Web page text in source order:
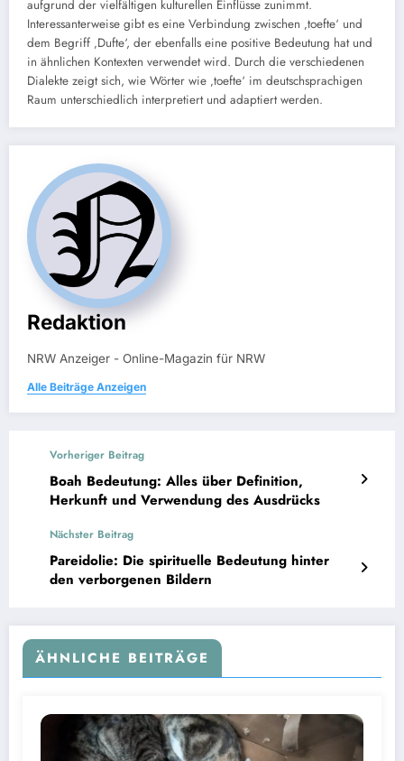
aufgrund der vielfältigen kulturellen Einflüsse zunimmt.
Interessanterweise gibt es eine Verbindung zwischen ‚toefte‘ und
dem Begriff ‚Dufte‘, der ebenfalls eine positive Bedeutung hat und
in ähnlichen Kontexten verwendet wird. Durch die verschiedenen
Dialekte zeigt sich, wie Wörter wie ‚toefte‘ im deutschsprachigen
Raum unterschiedlich interpretiert und adaptiert werden.
Redaktion
NRW Anzeiger - Online-Magazin für NRW
Alle Beiträge Anzeigen
Vorheriger Beitrag
Boah Bedeutung: Alles über Definition,
Herkunft und Verwendung des Ausdrücks
Nächster Beitrag
Pareidolie: Die spirituelle Bedeutung hinter
den verborgenen Bildern
ÄHNLICHE BEITRÄGE